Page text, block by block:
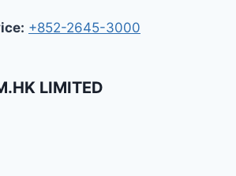
+852-2645-3000
LIMITED